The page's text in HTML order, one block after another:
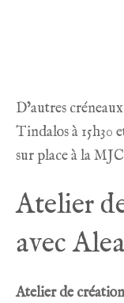
D’autres
Tindalos à 15h30
sur place à la
Atelier
avec
Atelier de